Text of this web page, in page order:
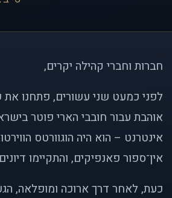
חברות וחברי קהילה יקרים,
אוהבת עבור חובבי הארי פוטר
אינטרנט – הוא היה הוגוורטס
אין־ספור פאנפיקים, והתקיימו
כעת, לאחר דרך ארוכה ומופלאה,